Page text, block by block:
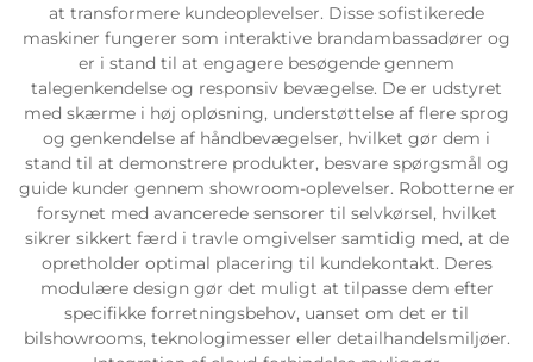
Nyheder
Servicesupport
Kontakt os
at transformere kundeoplevelser. Disse sofistikerede
maskiner fungerer som interaktive brandambassadører og
er i stand til at engagere besøgende gennem
talegenkendelse og responsiv bevægelse. De er udstyret
med skærme i høj opløsning, understøttelse af flere sprog
og genkendelse af håndbevægelser, hvilket gør dem i
stand til at demonstrere produkter, besvare spørgsmål og
guide kunder gennem showroom-oplevelser. Robotterne er
forsynet med avancerede sensorer til selvkørsel, hvilket
sikrer sikkert færd i travle omgivelser samtidig med, at de
opretholder optimal placering til kundekontakt. Deres
modulære design gør det muligt at tilpasse dem efter
specifikke forretningsbehov, uanset om det er til
bilshowrooms, teknologimesser eller detailhandelsmiljøer.